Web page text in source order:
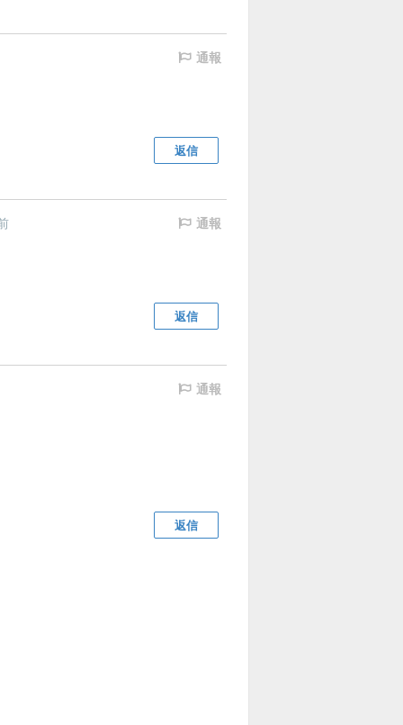
通報
返信
通報
返信
通報
返信